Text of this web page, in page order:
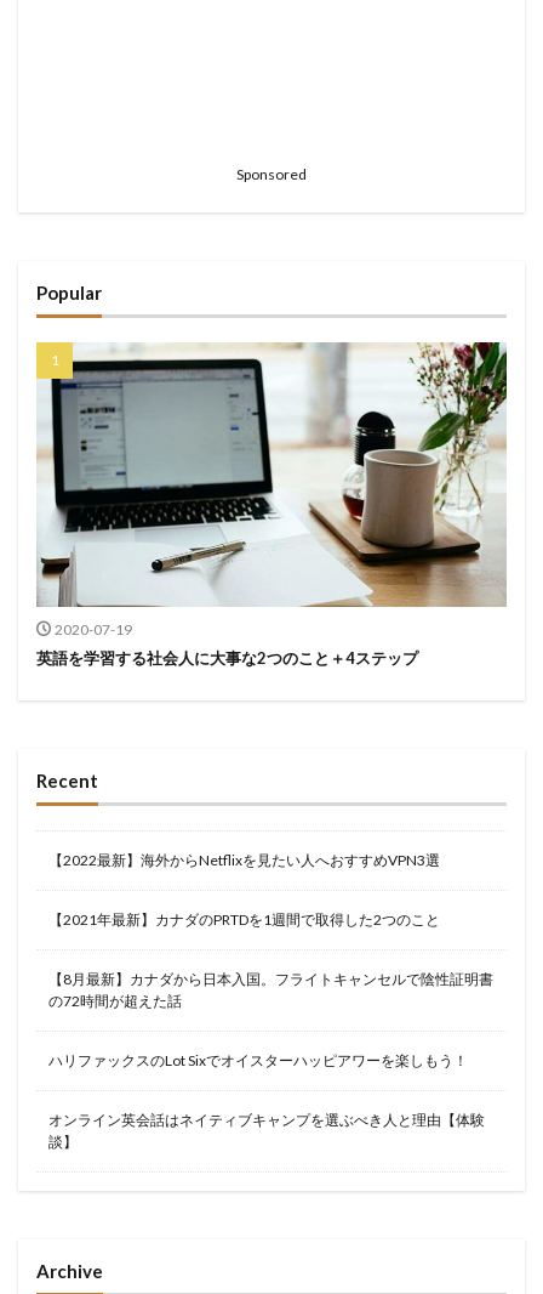
Sponsored
Popular
2020-07-19
英語を学習する社会人に大事な2つのこと＋4ステップ
Recent
【2022最新】海外からNetflixを見たい人へおすすめVPN3選
【2021年最新】カナダのPRTDを1週間で取得した2つのこと
【8月最新】カナダから日本入国。フライトキャンセルで陰性証明書
の72時間が超えた話
ハリファックスのLot Sixでオイスターハッピアワーを楽しもう！
オンライン英会話はネイティブキャンプを選ぶべき人と理由【体験
談】
Archive